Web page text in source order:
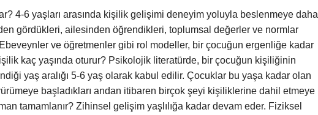
4-6 yaşları arasında kişilik gelişimi deneyim yoluyla beslenmeye daha
gördükleri, ailesinden öğrendikleri, toplumsal değerler ve normlar
ve öğretmenler gibi rol modeller, bir çocuğun ergenliğe kadar
kaç yaşında oturur? Psikolojik literatürde, bir çocuğun kişiliğinin
yaş aralığı 5-6 yaş olarak kabul edilir. Çocuklar bu yaşa kadar olan
başladıkları andan itibaren birçok şeyi kişiliklerine dahil etmeye
tamamlanır? Zihinsel gelişim yaşlılığa kadar devam eder. Fiziksel